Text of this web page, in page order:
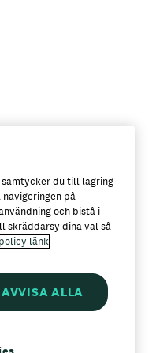
du till lagring
på
och bistå i
skräddarsy dina val så
länk
AVVISA ALLA